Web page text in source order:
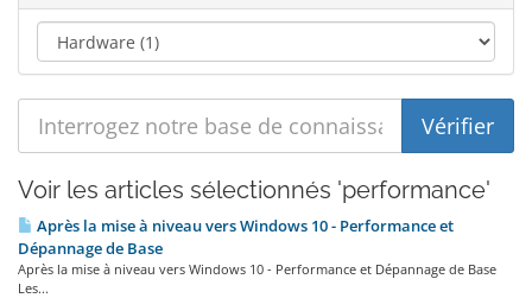
Voir les articles sélectionnés 'performance'
Après la mise à niveau vers Windows 10 - Performance et
Dépannage de Base
Après la mise à niveau vers Windows 10 - Performance et Dépannage de Base
Les...